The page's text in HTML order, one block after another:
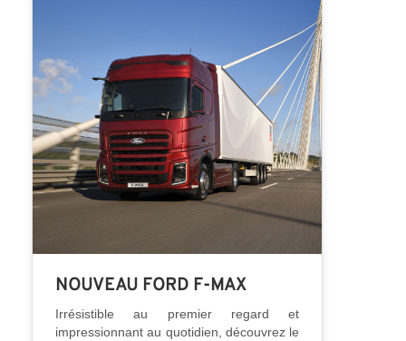
NOUVEAU FORD F-MAX
Irrésistible au premier regard et
impressionnant au quotidien, découvrez le